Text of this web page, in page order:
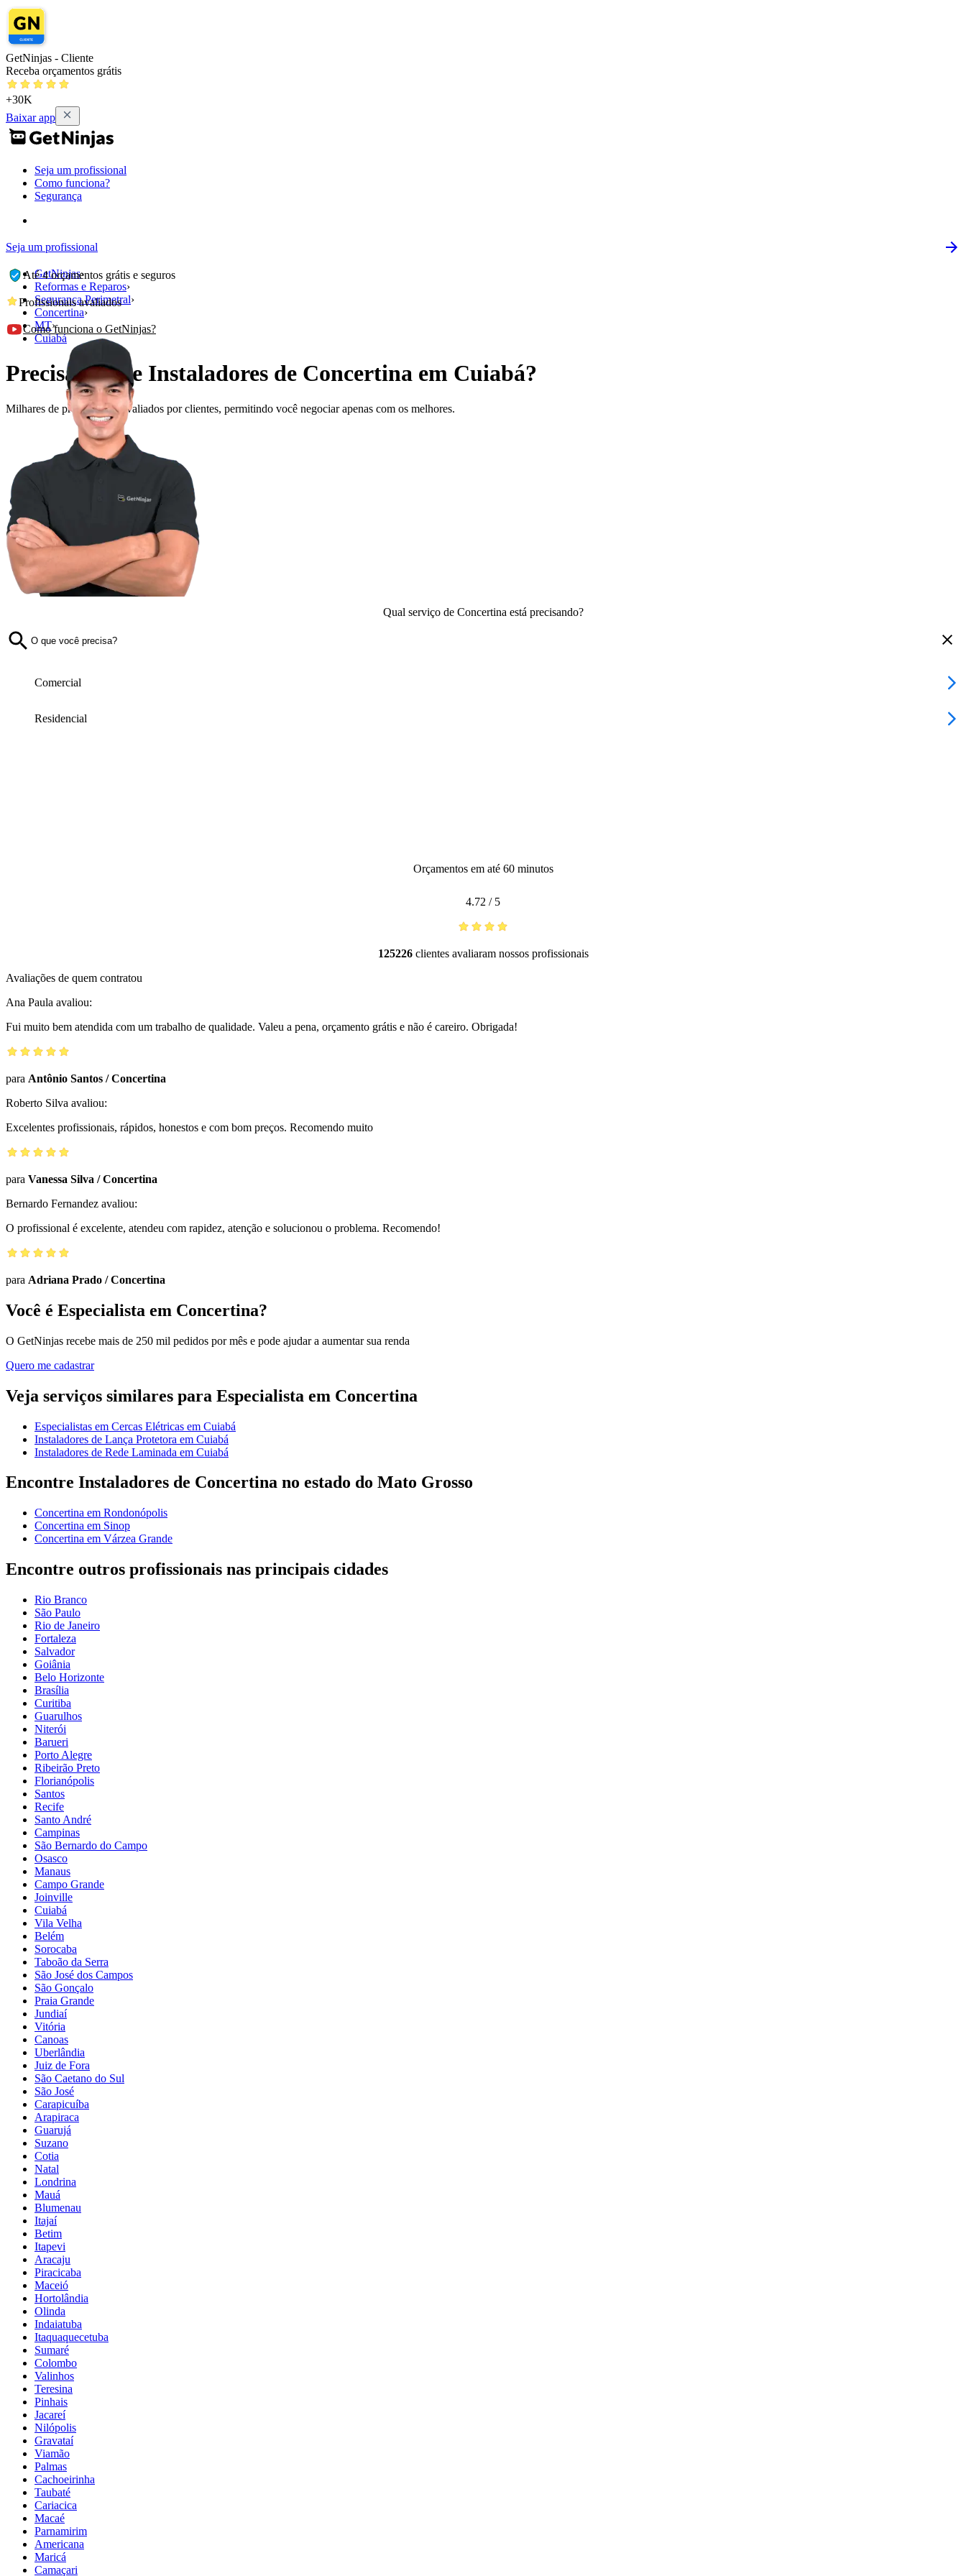
GetNinjas - Cliente
Receba orçamentos grátis
+30K
Baixar app
Seja um profissional
Como funciona?
Segurança
Seja um profissional
GetNinjas›
Reformas e Reparos›
Segurança Perimetral›
Concertina›
MT›
Cuiabá
Precisando de Instaladores de Concertina em Cuiabá?
Milhares de profissionais avaliados por clientes, permitindo você negociar apenas com os melhores.
Até 4 orçamentos grátis e seguros
Profissionais avaliados
Como funciona o GetNinjas?
Qual serviço de Concertina está precisando?
Comercial
Residencial
Orçamentos em até 60 minutos
4.72 / 5
125226clientes avaliaram nossos profissionais
Avaliações de quem contratou
Ana Paula avaliou:
Fui muito bem atendida com um trabalho de qualidade. Valeu a pena, orçamento grátis e não é careiro. Obrigada!
para Antônio Santos /Concertina
Roberto Silva avaliou:
Excelentes profissionais, rápidos, honestos e com bom preços. Recomendo muito
para Vanessa Silva /Concertina
Bernardo Fernandez avaliou:
O profissional é excelente, atendeu com rapidez, atenção e solucionou o problema. Recomendo!
para Adriana Prado /Concertina
Você é Especialista em Concertina?
O GetNinjas recebe mais de 250 mil pedidos por mês e pode ajudar a aumentar sua renda
Quero me cadastrar
Veja serviços similares para Especialista em Concertina
Especialistas em Cercas Elétricas em Cuiabá
Instaladores de Lança Protetora em Cuiabá
Instaladores de Rede Laminada em Cuiabá
Encontre Instaladores de Concertina no estado do Mato Grosso
Concertina em Rondonópolis
Concertina em Sinop
Concertina em Várzea Grande
Encontre outros profissionais nas principais cidades
Rio Branco
São Paulo
Rio de Janeiro
Fortaleza
Salvador
Goiânia
Belo Horizonte
Brasília
Curitiba
Guarulhos
Niterói
Barueri
Porto Alegre
Ribeirão Preto
Florianópolis
Santos
Recife
Santo André
Campinas
São Bernardo do Campo
Osasco
Manaus
Campo Grande
Joinville
Cuiabá
Vila Velha
Belém
Sorocaba
Taboão da Serra
São José dos Campos
São Gonçalo
Praia Grande
Jundiaí
Vitória
Canoas
Uberlândia
Juiz de Fora
São Caetano do Sul
São José
Carapicuíba
Arapiraca
Guarujá
Suzano
Cotia
Natal
Londrina
Mauá
Blumenau
Itajaí
Betim
Itapevi
Aracaju
Piracicaba
Maceió
Hortolândia
Olinda
Indaiatuba
Itaquaquecetuba
Sumaré
Colombo
Valinhos
Teresina
Pinhais
Jacareí
Nilópolis
Gravataí
Viamão
Palmas
Cachoeirinha
Taubaté
Cariacica
Macaé
Parnamirim
Americana
Maricá
Camaçari